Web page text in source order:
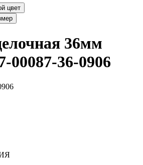
Выбрать другой цвет
36мм
00087-36-0906